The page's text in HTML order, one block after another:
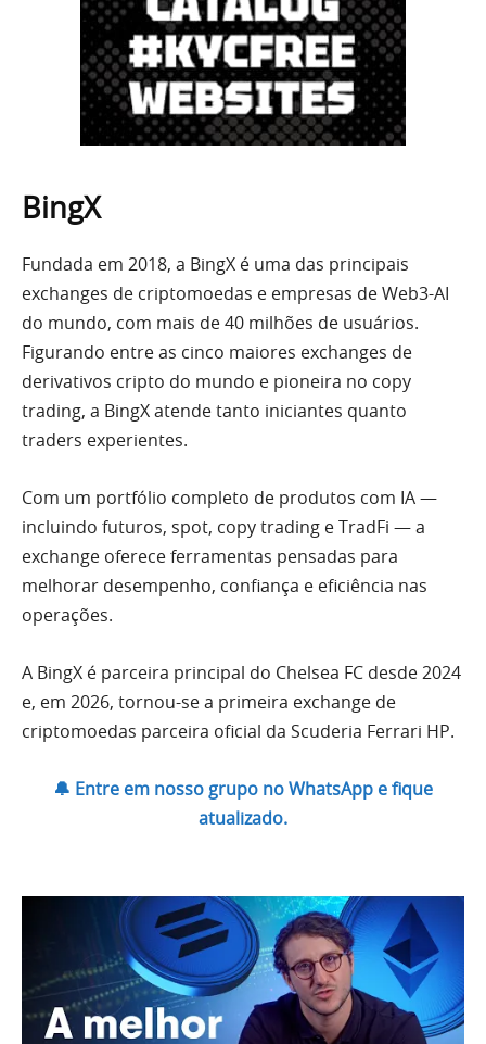
BingX
Fundada em 2018, a BingX é uma das principais
exchanges de criptomoedas e empresas de Web3-AI
do mundo, com mais de 40 milhões de usuários.
Figurando entre as cinco maiores exchanges de
derivativos cripto do mundo e pioneira no copy
trading, a BingX atende tanto iniciantes quanto
traders experientes.
Com um portfólio completo de produtos com IA —
incluindo futuros, spot, copy trading e TradFi — a
exchange oferece ferramentas pensadas para
melhorar desempenho, confiança e eficiência nas
operações.
A BingX é parceira principal do Chelsea FC desde 2024
e, em 2026, tornou-se a primeira exchange de
criptomoedas parceira oficial da Scuderia Ferrari HP.
🔔 Entre em nosso grupo no WhatsApp e fique
atualizado.